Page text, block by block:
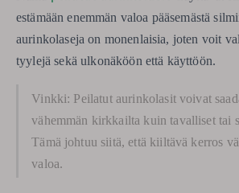
estämään enemmän valoa pääsemästä
aurinkolaseja on monenlaisia, joten voit
tyylejä sekä ulkonäköön että käyttöön.
Vinkki: Peilatut aurinkolasit voivat
vähemmän kirkkailta kuin tavalliset tai
Tämä johtuu siitä, että kiiltävä kerros
valoa.